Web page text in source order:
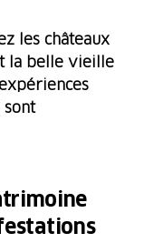
les châteaux
la belle vieille
sont